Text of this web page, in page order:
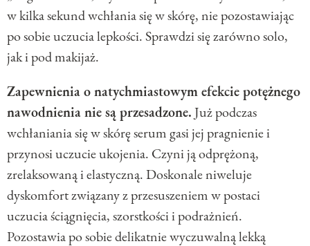
w kilka sekund wchłania się w skórę, nie pozostawiając
po sobie uczucia lepkości. Sprawdzi się zarówno solo,
jak i pod makijaż.
Zapewnienia o natychmiastowym efekcie potężnego
nawodnienia nie są przesadzone.Już podczas
wchłaniania się w skórę serum gasi jej pragnienie i
przynosi uczucie ukojenia. Czyni ją odprężoną,
zrelaksowaną i elastyczną. Doskonale niweluje
dyskomfort związany z przesuszeniem w postaci
uczucia ściągnięcia, szorstkości i podrażnień.
Pozostawia po sobie delikatnie wyczuwalną lekką